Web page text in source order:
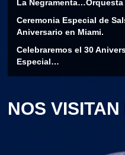
La
Ceremonia Especial de
Aniversario en Miami.
Celebraremos el 30
Especial…
NOS